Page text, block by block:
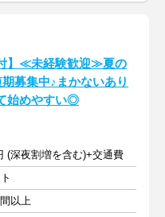
】≪未経験歓迎≫夏の
募集中♪まかないあり
始めやすい◎
(深夜割増を含む)+交通費
以上